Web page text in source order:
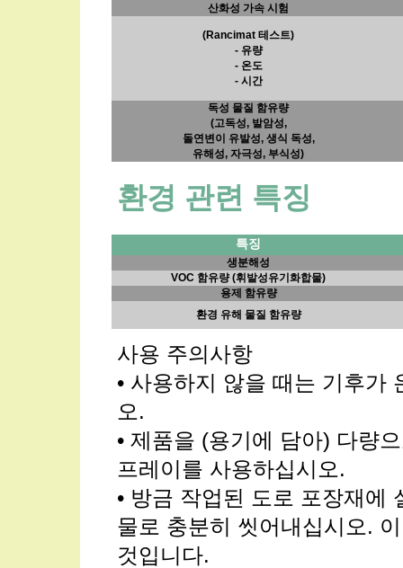
산화성 가속 시험
(Rancimat 테스트)
- 유량
- 온도
- 시간
독성 물질 함유량
(고독성, 발암성,
돌연변이 유발성, 생식 독성,
유해성, 자극성, 부식성)
환경 관련 특징
특징
생분해성
VOC 함유량 (휘발성유기화합물)
용제 함유량
환경 유해 물질 함유량
사용 주의사항
• 사용하지 않을 때는 기후가
오.
• 제품을 (용기에 담아) 다량
프레이를 사용하십시오.
• 방금 작업된 도로 포장재에
물로 충분히 씻어내십시오.
것입니다.